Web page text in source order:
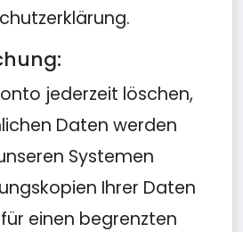
jederzeit löschen,
Daten werden
Systemen
Ihrer Daten
einen begrenzten